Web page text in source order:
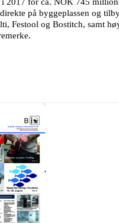
på byggeplassen og
Festool og Bostitch, samt